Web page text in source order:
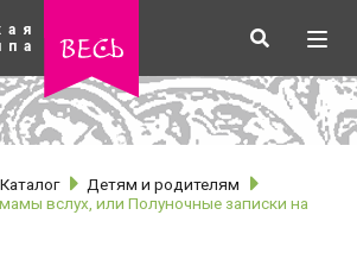
Искать
Каталог
Детям и родителям
вслух, или Полуночные записки на